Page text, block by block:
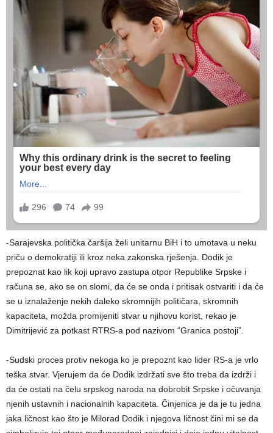
-Sarajevska politička čaršija želi unitarnu BiH i to umotava u neku
priču o demokratiji ili kroz neka zakonska rješenja. Dodik je
prepoznat kao lik koji upravo zastupa otpor Republike Srpske i
računa se, ako se on slomi, da će se onda i pritisak ostvariti i da će
se u iznalaženje nekih daleko skromnijih političara, skromnih
kapaciteta, možda promijeniti stvar u njihovu korist, rekao je
Dimitrijević za potkast RTRS-a pod nazivom “Granica postoji”.
-Sudski proces protiv nekoga ko je prepoznt kao lider RS-a je vrlo
teška stvar. Vjerujem da će Dodik izdržati sve što treba da izdrži i
da će ostati na čelu srpskog naroda na dobrobit Srpske i očuvanja
njenih ustavnih i nacionalnih kapaciteta. Činjenica je da je tu jedna
jaka ličnost kao što je Milorad Dodik i njegova ličnost čini mi se da